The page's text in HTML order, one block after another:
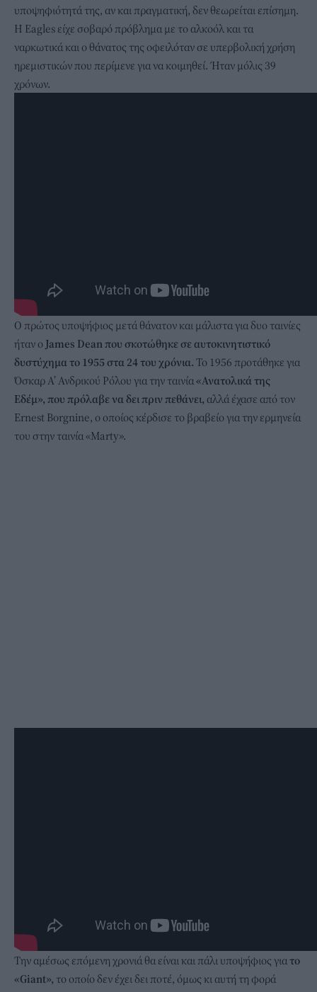
υποψηφιότητά της, αν και πραγματική, δεν θεωρείται επίσημη.
Η Eagles είχε σοβαρό πρόβλημα με το αλκοόλ και τα
ναρκωτικά και ο θάνατος της οφειλόταν σε υπερβολική χρήση
ηρεμιστικών που περίμενε για να κοιμηθεί. Ήταν μόλις 39
χρόνων.
Ο πρώτος υποψήφιος μετά θάνατον και μάλιστα για δυο ταινίες
ήταν ο James Dean που σκοτώθηκε σε αυτοκινητιστικό
δυστύχημα το 1955 στα 24 του χρόνια. Το 1956 προτάθηκε για
Όσκαρ Α’ Ανδρικού Ρόλου για την ταινία«Ανατολικά της
Εδέμ», που πρόλαβε να δει πριν πεθάνει, αλλά έχασε από τον
Ernest Borgnine, ο οποίος κέρδισε το βραβείο για την ερμηνεία
του στην ταινία «Marty».
Την αμέσως επόμενη χρονιά θα είναι και πάλι υποψήφιος γιατο
«Giant», το οποίο δεν έχει δει ποτέ, όμως κι αυτή τη φορά